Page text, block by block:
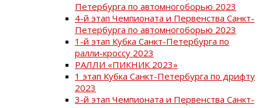
Петербурга по автомногоборью 2023
4-й этап Чемпионата и Первенства Санкт-
Петербурга по автомногоборью 2023
1-й этап Кубка Санкт-Петербурга по
ралли-кроссу 2023
РАЛЛИ «ПИКНИК 2023»
1 этап Кубка Санкт-Петербурга по дрифту
2023
3-й этап Чемпионата и Первенства Санкт-